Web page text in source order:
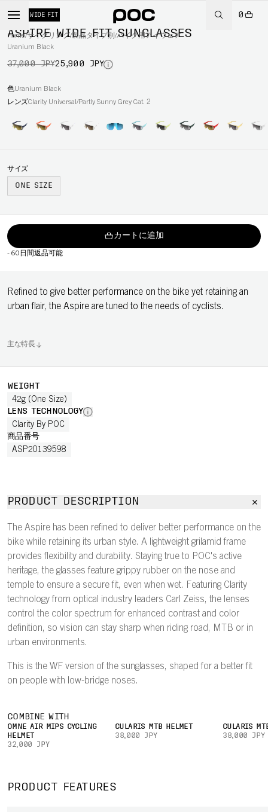
0
Home/サイクリング/製品タイプ別 /バイク用アイウェア
-30% WIDE FIT
ASPIRE WIDE FIT SUNGLASSES
Uranium Black
37,000 JPY25,900 JPY
色Uranium Black
レンズClarity Universal/Partly Sunny Grey Cat. 2
サイズ
ONE SIZE
カートに追加
- 60日間返品可能
Refined to give better performance on the bike yet retaining an
urban flair, the Aspire are tuned to the needs of cyclists.
主な特長
WEIGHT
42g (One Size)
LENS TECHNOLOGY
Clarity By POC
商品番号
ASP20139598
PRODUCT DESCRIPTION
The Aspire has been refined to deliver better performance on the
bike while retaining its urban style. A lightweight grilamid frame
provides flexibility and durability. Staying true to POC's active
heritage, the glasses feature grippy rubber on the nose and
temple to ensure a secure fit, even when wet. Featuring Clarity
technology from optical industry leaders Carl Zeiss, the lenses
control the color spectrum for enhanced contrast and color
definition, so vision can stay sharp when riding road, MTB or in
urban environments.
This is the WF version of the sunglasses, shaped for a better fit
on people with low-bridge noses.
COMBINE WITH
OMNE AIR MIPS CYCLING
HELMET
32,000 JPY
CULARIS MTB HELMET
38,000 JPY
CULARIS
38,000 JPY
PRODUCT FEATURES